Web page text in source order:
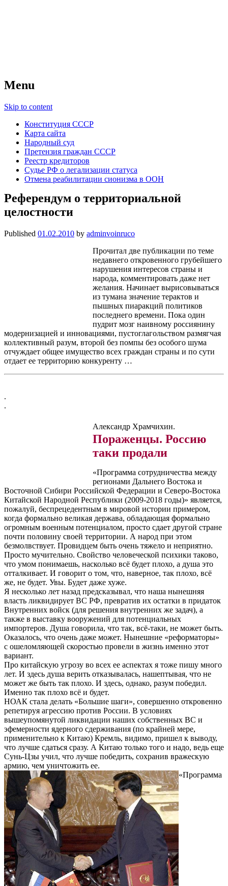
Menu
Skip to content
Конституция СССР
Карта сайта
Народный суд
Претензия граждан СССР
Реестр кредиторов
Судье РФ о легализации статуса
Отмена реабилитации сионизма в ООН
Референдум о территориальной
целостности
Published 01.02.2010 by adminvoinruco
Прочитал две публикации по теме
недавнего откровенного грубейшего
нарушения интересов страны и
народа, комментировать даже нет
желания. Начинает вырисовываться
из тумана значение терактов и
пышных пиаракций политиков
последнего времени. Пока один
пудрит мозг наивному россиянину
модернизацией и инновациями, пустоглагольством размягчая
коллективный разум, второй без помпы без особого шума
отчуждает общее имущество всех граждан страны и по сути
отдает ее территорию конкуренту …
.
.
Александр Храмчихин.
Пораженцы. Россию
таки продали
«Программа сотрудничества между
регионами Дальнего Востока и
Восточной Сибири Российской Федерации и Северо-Востока
Китайской Народной Республики (2009-2018 годы)» является,
пожалуй, беспрецедентным в мировой истории примером,
когда формально великая держава, обладающая формально
огромным военным потенциалом, просто сдает другой стране
почти половину своей территории. А народ при этом
безмолвствует. Провидцем быть очень тяжело и неприятно.
Просто мучительно. Свойство человеческой психики таково,
что умом понимаешь, насколько всё будет плохо, а душа это
отталкивает. И говорит о том, что, наверное, так плохо, всё
же, не будет. Увы. Будет даже хуже.
Я несколько лет назад предсказывал, что наша нынешняя
власть ликвидирует ВС РФ, превратив их остатки в придаток
Внутренних войск (для решения внутренних же задач), а
также в выставку вооружений для потенциальных
импортеров. Душа говорила, что так, всё-таки, не может быть.
Оказалось, что очень даже может. Нынешние «реформаторы»
с ошеломляющей скоростью провели в жизнь именно этот
вариант.
Про китайскую угрозу во всех ее аспектах я тоже пишу много
лет. И здесь душа верить отказывалась, нашептывая, что не
может же быть так плохо. И здесь, однако, разум победил.
Именно так плохо всё и будет.
НОАК стала делать «Большие шаги», совершенно откровенно
репетируя агрессию против России. В условиях
вышеупомянутой ликвидации наших собственных ВС и
эфемерности ядерного сдерживания (по крайней мере,
применительно к Китаю) Кремль, видимо, пришел к выводу,
что лучше сдаться сразу. А Китаю только того и надо, ведь еще
Сунь-Цзы учил, что лучше победить, сохранив вражескую
армию, чем уничтожить ее.
«Программа